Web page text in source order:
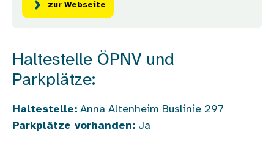
zur Webseite
Haltestelle ÖPNV und
Parkplätze:
Haltestelle: Anna Altenheim Buslinie 297
Parkplätze vorhanden: Ja